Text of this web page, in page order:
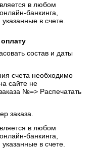
в любом
банкинга,
в счете.
оплату
состав и даты
счета необходимо
сайте не
№=> Распечатать
заказа.
в любом
банкинга,
в счете.